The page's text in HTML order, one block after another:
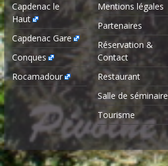
Capdenac le
Haut
Capdenac Gare
Conques
Rocamadour
Mentions légales
Partenaires
Réservation &
Contact
Restaurant
Salle de séminaire
Tourisme